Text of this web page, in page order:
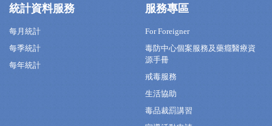
統計資料服務
每月統計
每季統計
每年統計
服務專區
For Foreigner
毒防中心個案服務及藥癮醫療資
源手冊
戒毒服務
生活協助
毒品裁罰講習